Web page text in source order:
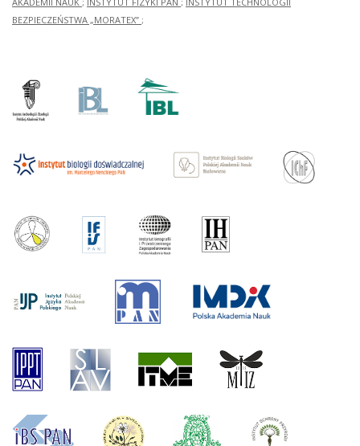
BEZPIECZEŃSTWA „MORATEX” ;